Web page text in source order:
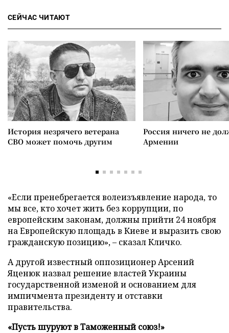
СЕЙЧАС ЧИТАЮТ
История незрячего ветерана
СВО может помочь другим
Россия ничего не
Армении
«Если пренебрегается волеизъявление народа, то
мы все, кто хочет жить без коррупции, по
европейским законам, должны прийти 24 ноября
на Европейскую площадь в Киеве и выразить свою
гражданскую позицию», – сказал Кличко.
А другой известный оппозиционер Арсений
Яценюк назвал решение властей Украины
государственной изменой и основанием для
импичмента президенту и отставки
правительства.
«Пусть шуруют в Таможенный союз!»